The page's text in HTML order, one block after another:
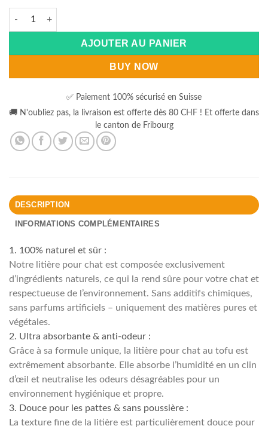
AJOUTER AU PANIER
BUY NOW
Alternative:
✅ Paiement 100% sécurisé en Suisse
🚚 N'oubliez pas, la livraison est offerte dès 80 CHF ! Et offerte dans
le canton de Fribourg
DESCRIPTION
INFORMATIONS COMPLÉMENTAIRES
1. 100% naturel et sûr :
Notre litière pour chat est composée exclusivement
d’ingrédients naturels, ce qui la rend sûre pour votre chat et
respectueuse de l’environnement. Sans additifs chimiques,
sans parfums artificiels – uniquement des matières pures et
végétales.
2. Ultra absorbante & anti-odeur :
Grâce à sa formule unique, la litière pour chat au tofu est
extrêmement absorbante. Elle absorbe l’humidité en un clin
d’œil et neutralise les odeurs désagréables pour un
environnement hygiénique et propre.
3. Douce pour les pattes & sans poussière :
La texture fine de la litière est particulièrement douce pour